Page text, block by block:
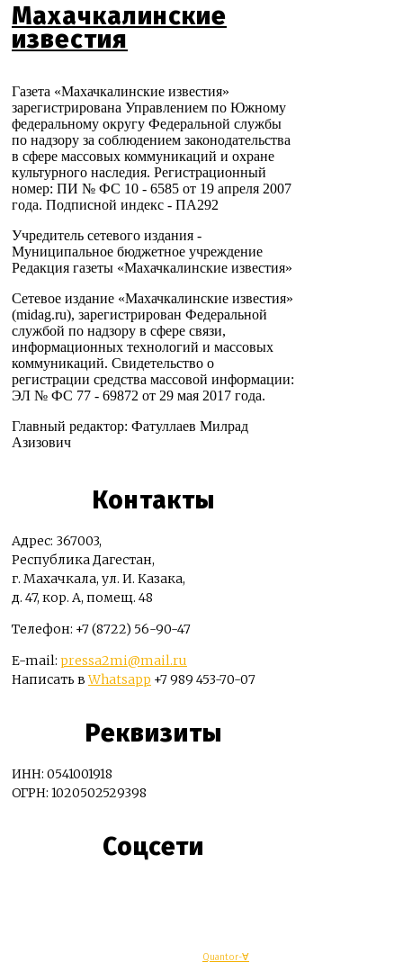
Махачкалинские
известия
Газета «Махачкалинские известия»
зарегистрирована Управлением по Южному
федеральному округу Федеральной службы
по надзору за соблюдением законодательства
в сфере массовых коммуникаций и охране
культурного наследия. Регистрационный
номер: ПИ № ФС 10 - 6585 от 19 апреля 2007
года. Подписной индекс - ПА292
Учредитель сетевого издания -
Муниципальное бюджетное учреждение
Редакция газеты «Махачкалинские известия»
Сетевое издание «Махачкалинские известия»
(midag.ru), зарегистрирован Федеральной
службой по надзору в сфере связи,
информационных технологий и массовых
коммуникаций. Свидетельство о
регистрации средства массовой информации:
ЭЛ № ФС 77 - 69872 от 29 мая 2017 года.
Главный редактор: Фатуллаев Милрад
Азизович
Контакты
Адрес: 367003,
Республика Дагестан,
г. Махачкала, ул. И. Казака,
д. 47, кор. А, помещ. 48
Телефон: +7 (8722) 56-90-47
E-mail: pressa2mi@mail.ru
Написать вWhatsapp +7 989 453-70-07
Реквизиты
ИНН: 0541001918
ОГРН: 1020502529398
Соцсети
Quantor-∀